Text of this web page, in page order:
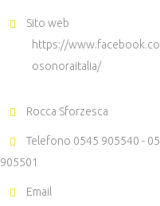
Sito web
https://
osonoraitalia/
Rocca Sforzesca
Telefono 0545 905540 -
905501
Email